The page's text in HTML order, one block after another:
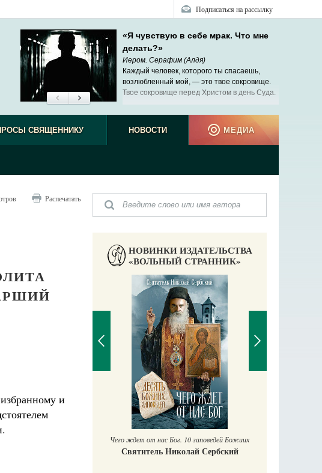
Подписаться на рассылку
«Я чувствую в себе мрак. Что мне
делать?»
Иером. Серафим (Алдя)
Каждый человек, которого ты спасаешь,
возлюбленный мой, — это твое сокровище.
Твое сокровище перед Христом в день Суда.
СВЯЩЕННИКУ НОВОСТИ МЕДИА
Распечатать
и
НОВИНКИ ИЗДАТЕЛЬСТВА
«ВОЛЬНЫЙ СТРАННИК»
Победоносец. Научись у
Котов Чего ждет от нас Бог. 10 заповедей Божиих
Святитель Николай Сербский